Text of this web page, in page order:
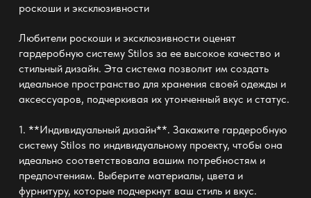
роскоши и эксклюзивности
Любители роскоши и эксклюзивности оценят
гардеробную систему Stilos за ее высокое качество и
стильный дизайн. Эта система позволит им создать
идеальное пространство для хранения своей одежды и
аксессуаров, подчеркивая их утонченный вкус и статус.
1. **Индивидуальный дизайн**. Закажите гардеробную
систему Stilos по индивидуальному проекту, чтобы она
идеально соответствовала вашим потребностям и
предпочтениям. Выберите материалы, цвета и
фурнитуру, которые подчеркнут ваш стиль и вкус.